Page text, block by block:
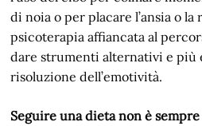
di noia o per placare l’ansia o la
psicoterapia affiancata al
dare strumenti alternativi e più
risoluzione dell’emotività.
Seguire una dieta non è